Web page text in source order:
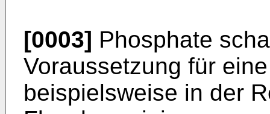
[0003] Phosphate
Voraussetzung für
beispielsweise in der